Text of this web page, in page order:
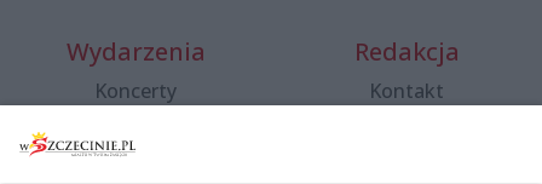
Wydarzenia
Koncerty
Spacery i oprowadzania
Redakcja
Kontakt